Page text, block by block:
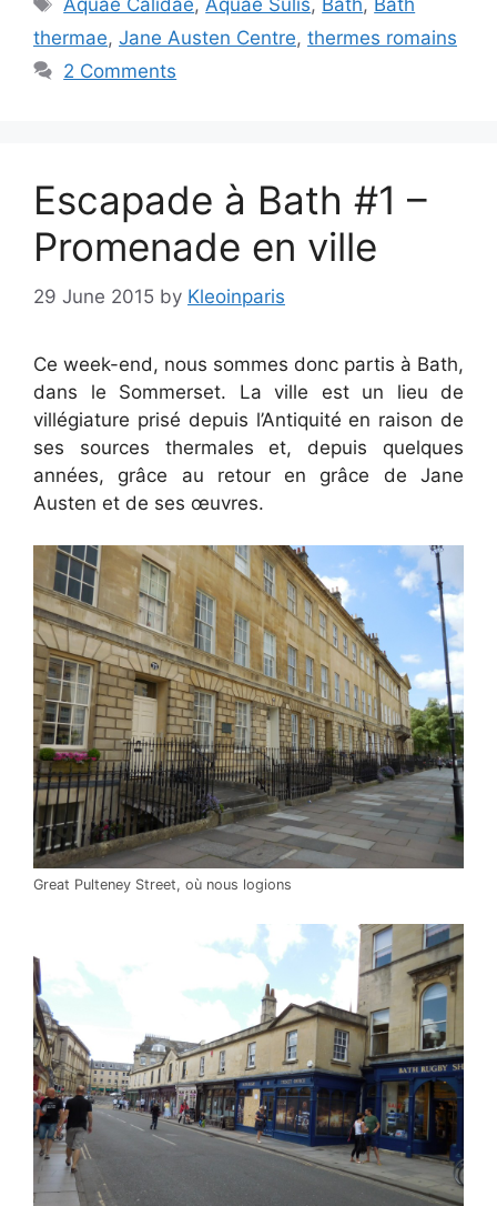
Aquae Calidae,Aquae Sulis, Bath, Bath
thermae, Jane Austen Centre, thermes romains
2 Comments
Escapade à Bath #1 –
Promenade en ville
29 June 2015 by Kleoinparis
Ce week-end, nous sommes donc partis à Bath,
dans le Sommerset. La ville est un lieu de
villégiature prisé depuis l’Antiquité en raison de
ses sources thermales et, depuis quelques
années, grâce au retour en grâce de Jane
Austen et de ses œuvres.
Great Pulteney Street, où nous logions